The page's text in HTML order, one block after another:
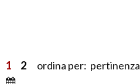
1 2 ordina per: pertinenza